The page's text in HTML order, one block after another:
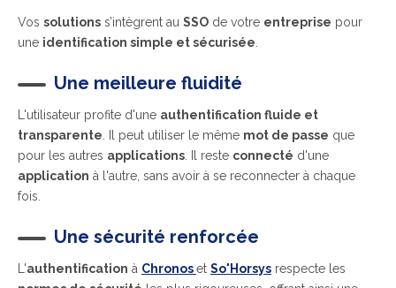
Vos solutions s’intègrent au SSO de votre entreprise pour
une identification simple et sécurisée
Une meilleure fluidité
L'utilisateur profite d'une authentification fluide et
transparente . Il peut utiliser le même mot de passe que
pour les autres applications . Il reste connecté d'une
application à l'autre, sans avoir à se reconnecter à chaque
fois.
Une sécurité renforcée
L'authentification à Chronoset So'Horsys respecte les